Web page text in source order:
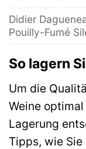
Didier
Pouilly-Fumé
So lagern
Um die
Weine
Lagerung
Tipps, wie Sie